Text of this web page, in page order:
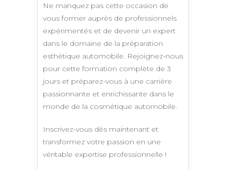
Ne manquez pas cette occasion de
vous former auprès de professionnels
expérimentés et de devenir un expert
dans le domaine de la préparation
esthétique automobile. Rejoignez-nous
pour cette formation complète de 3
jours et préparez-vous à une carrière
passionnante et enrichissante dans le
monde de la cosmétique automobile.
Inscrivez-vous dès maintenant et
transformez votre passion en une
véritable expertise professionnelle !